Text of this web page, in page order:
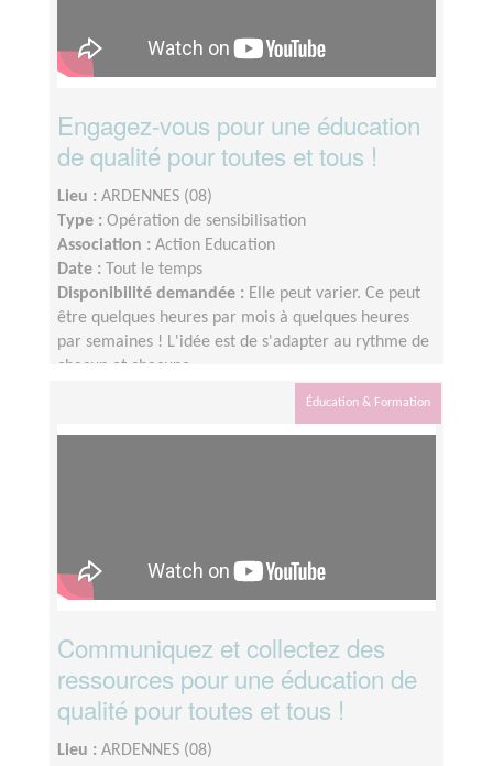
Engagez-vous pour une éducation
de qualité pour toutes et tous !
Lieu : ARDENNES (08)
Type : Opération de sensibilisation
Association : Action Education
Date :
Tout le temps
Disponibilité demandée : Elle peut varier. Ce peut
être quelques heures par mois à quelques heures
par semaines ! L'idée est de s'adapter au rythme de
chacun et chacune.
Éducation & Formation
Communiquez et collectez des
ressources pour une éducation de
qualité pour toutes et tous !
Lieu : ARDENNES (08)